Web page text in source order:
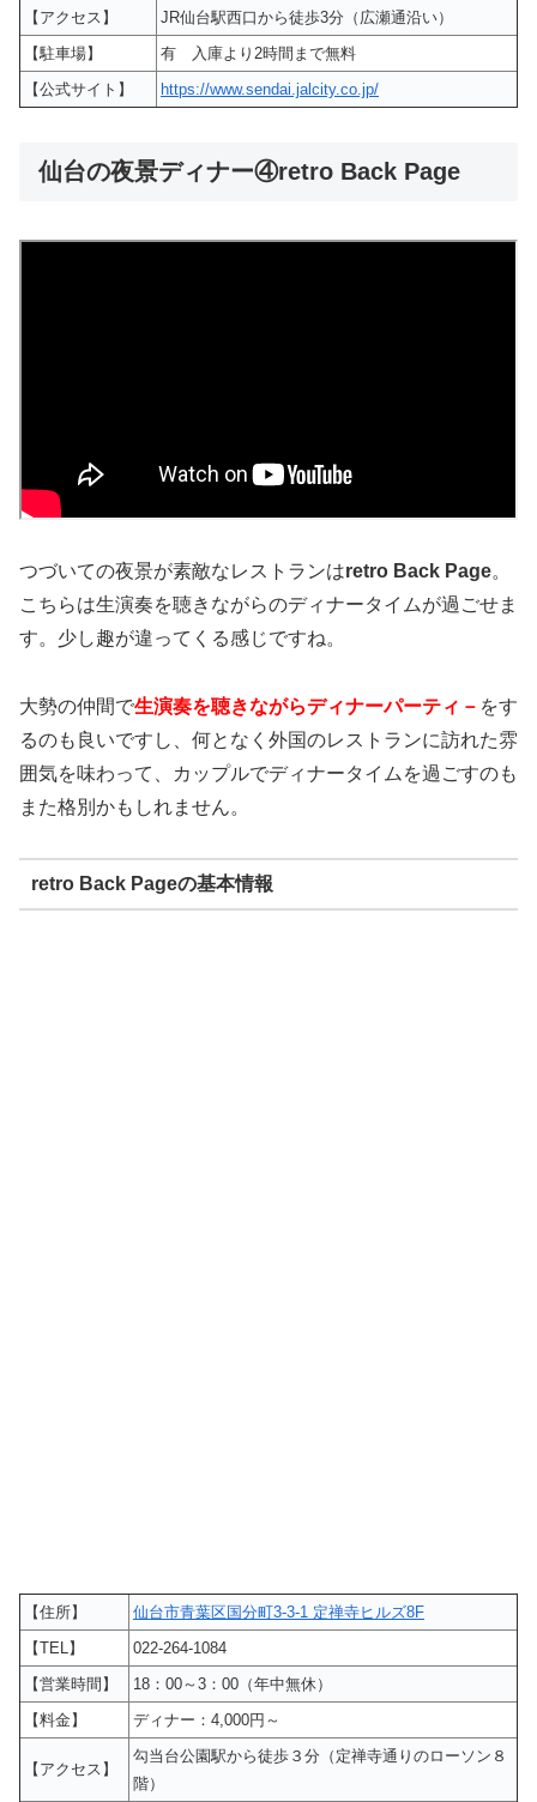
【アクセス】
JR仙台駅西口から徒歩3分（広瀬通沿い）
【駐車場】
有 入庫より2時間まで無料
【公式サイト】
https://www.sendai.jalcity.co.jp/
仙台の夜景ディナー④retro Back Page
つづいての夜景が素敵なレストランはretro Back Page。
こちらは生演奏を聴きながらのディナータイムが過ごせま
す。少し趣が違ってくる感じですね。
大勢の仲間で生演奏を聴きながらディナーパーティ－ をす
るのも良いですし、何となく外国のレストランに訪れた雰
囲気を味わって、カップルでディナータイムを過ごすのも
また格別かもしれません。
retro Back Pageの基本情報
【住所】
仙台市青葉区国分町3-3-1 定禅寺ヒルズ8F
【TEL】
022-264-1084
【営業時間】
18：00～3：00（年中無休）
【料金】
ディナー：4,000円～
【アクセス】
勾当台公園駅から徒歩３分（定禅寺通りのローソン８
階）